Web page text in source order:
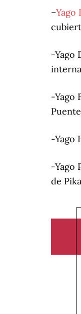
–Yago
-Yago
-Yago
-Yago
-Yago
de